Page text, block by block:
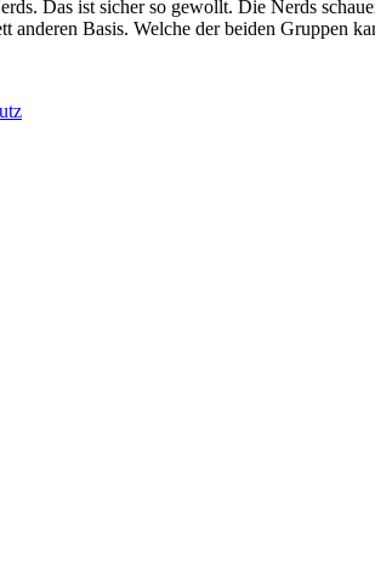
Das ist sicher so gewollt. Die Nerds
anderen Basis. Welche der beiden Gruppen